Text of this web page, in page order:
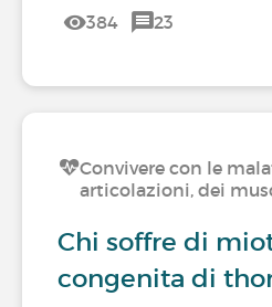
384 23
Convivere con le
articolazioni, dei
Chi soffre di
congenita di